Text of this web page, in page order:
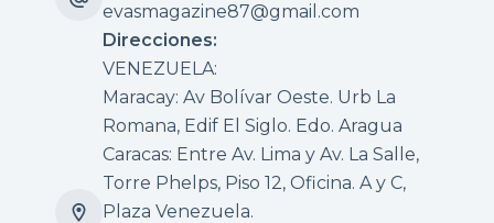
evasmagazine87@gmail.com
Direcciones:
VENEZUELA:
Maracay: Av Bolívar Oeste. Urb La
Romana, Edif El Siglo. Edo. Aragua
Caracas: Entre Av. Lima y Av. La Salle,
Torre Phelps, Piso 12, Oficina. A y C,
Plaza Venezuela.